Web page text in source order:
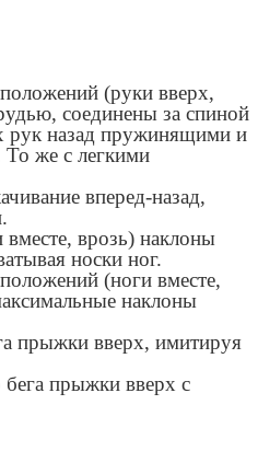
(руки вверх,
соединены за спиной
рук назад пружинящими и
же с легкими
вперед-назад,
врозь) наклоны
носки ног.
(ноги вместе,
наклоны
прыжки вверх, имитируя
прыжки вверх с